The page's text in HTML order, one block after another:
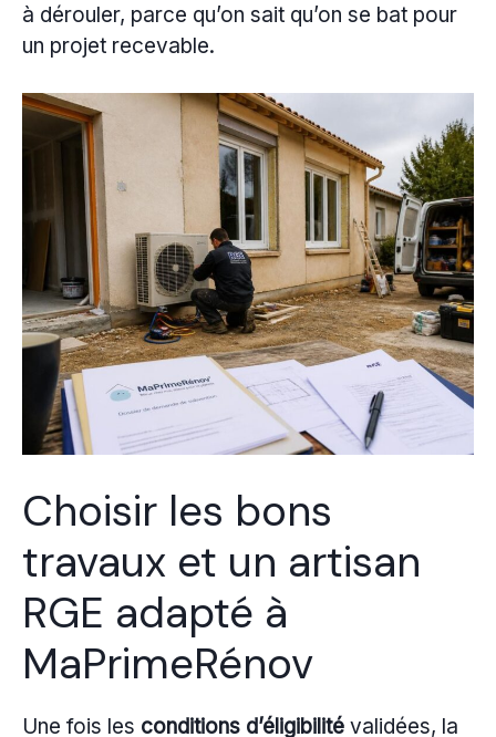
à dérouler, parce qu’on sait qu’on se bat pour
un projet recevable.
Choisir les bons
travaux et un artisan
RGE adapté à
MaPrimeRénov
Une fois les conditions d’éligibilité validées, la